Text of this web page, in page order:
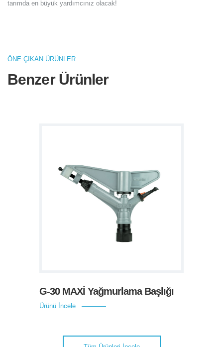
tarımda en büyük yardımcınız olacak!
ÖNE ÇIKAN ÜRÜNLER
Benzer Ürünler
G-30 MAXİ Yağmurlama Başlığı
Ürünü İncele